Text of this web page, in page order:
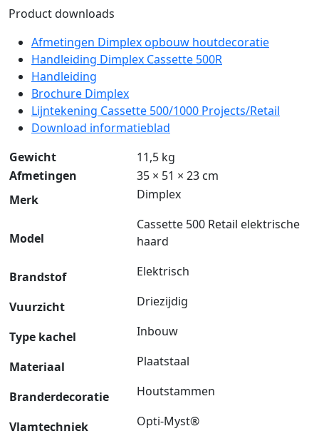
Product downloads
Afmetingen Dimplex opbouw houtdecoratie
Handleiding Dimplex Cassette 500R
Handleiding
Brochure Dimplex
Lijntekening Cassette 500/1000 Projects/Retail
Download informatieblad
Gewicht
11,5 kg
Afmetingen
35 × 51 × 23 cm
Merk
Dimplex
Model
Cassette 500 Retail elektrische
haard
Brandstof Elektrisch
Vuurzicht Driezijdig
Type kachel Inbouw
Materiaal Plaatstaal
Branderdecoratie Houtstammen
Vlamtechniek Opti-Myst®